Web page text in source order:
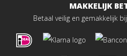
MAKKELIJK
Betaal veilig en gemakkelijk